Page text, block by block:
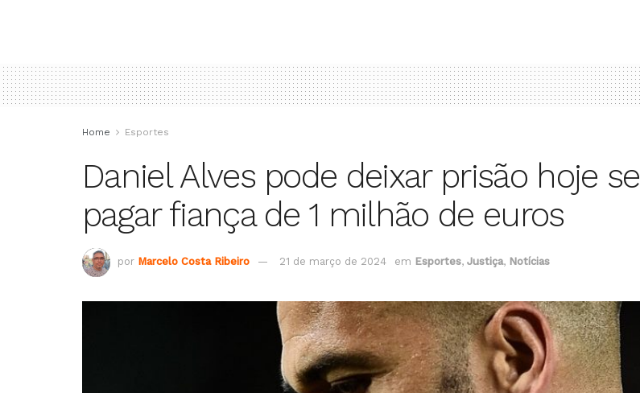
Home Esportes
Daniel Alves pode deixar prisão hoje se
pagar fiança de 1 milhão de euros
por Marcelo Costa Ribeiro 21 de março de 2024 em Esportes, Justiça, Notícias